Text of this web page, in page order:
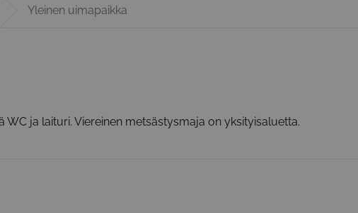
Yleinen uimapaikka
WC ja laituri. Viereinen metsästysmaja on yksityisaluetta.